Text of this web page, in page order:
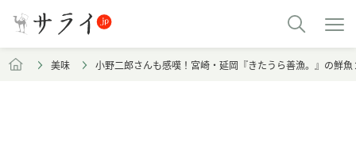
美味 小野二郎さんも感嘆！宮崎・延岡『きたうら善漁。』の鮮